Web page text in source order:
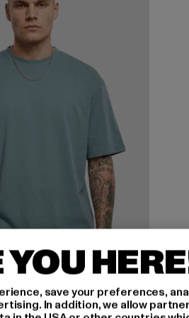
save your preferences,
In addition, we allow